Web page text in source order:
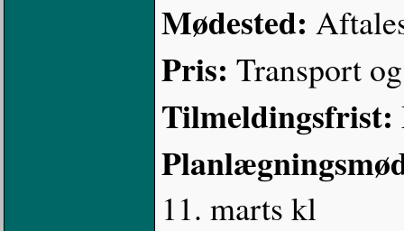
Mødested:
Pris: Transport
Tilmeldingsfrist:
11. marts kl